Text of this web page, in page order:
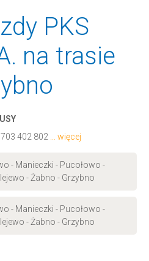
PKS
na trasie
703 402 802 ... więcej
- Manieczki - Pucołowo -
- Żabno - Grzybno
- Manieczki - Pucołowo -
- Żabno - Grzybno